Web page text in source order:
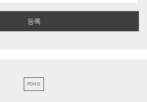
PC버전